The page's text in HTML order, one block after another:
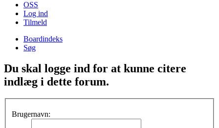
OSS
Log ind
Tilmeld
Boardindeks
Søg
Du skal logge ind for at kunne citere
indlæg i dette forum.
Brugernavn: